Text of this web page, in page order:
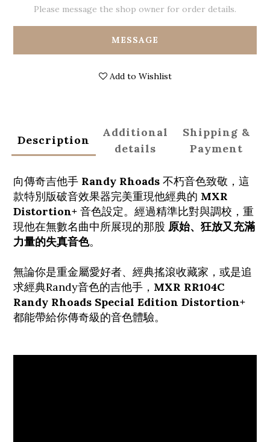
Please message the shop owner for order details.
MESSAGE
Add to Wishlist
Description
Additional
details
Shipping &
Payment
向傳奇吉他手 Randy Rhoads 不朽音色致敬，這
款特別版破音效果器完美重現他經典的 MXR
Distortion+ 音色設定。經過精準比對與調校，重
現他在無數名曲中所展現的那股 原始、狂放又充滿
力量的失真音色。
無論你是重金屬愛好者、經典搖滾收藏家，或是追
求經典Randy音色的吉他手， MXR RR104C
Randy Rhoads Special Edition Distortion+
都能帶給你傳奇級的音色體驗。